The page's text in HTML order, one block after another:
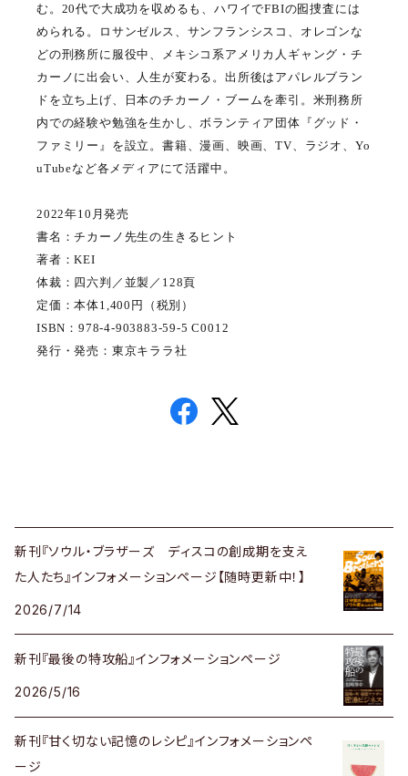
む。20代で大成功を収めるも、ハワイでFBIの囮捜査には
められる。ロサンゼルス、サンフランシスコ、オレゴンな
どの刑務所に服役中、メキシコ系アメリカ人ギャング・チ
カーノに出会い、人生が変わる。出所後はアパレルブラン
ドを立ち上げ、日本のチカーノ・ブームを牽引。米刑務所
内での経験や勉強を生かし、ボランティア団体『グッド・
ファミリー』を設立。書籍、漫画、映画、TV、ラジオ、Yo
uTubeなど各メディアにて活躍中。
2022年10月発売
書名：チカーノ先生の生きるヒント
著者：KEI
体裁：四六判／並製／128頁
定価：本体1,400円（税別）
ISBN：978-4-903883-59-5 C0012
発行・発売：東京キララ社
新刊『ソウル・ブラザーズ ディスコの創成期を支え
た人たち』インフォメーションページ【随時更新中！】
2026/7/14
新刊『最後の特攻船』インフォメーションページ
2026/5/16
新刊『甘く切ない記憶のレシピ』インフォメーションペ
ージ